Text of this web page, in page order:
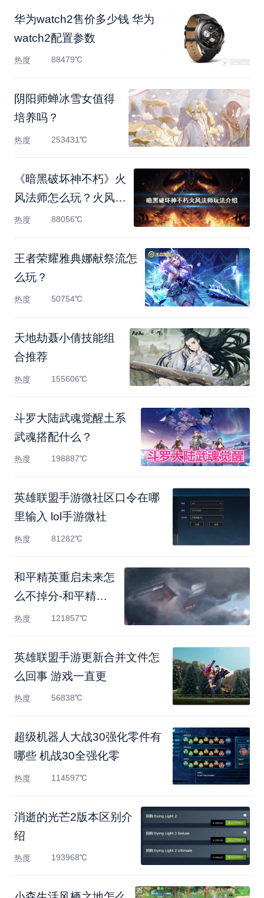
华为watch2售价多少钱 华为
watch2配置参数
热度 88479℃
阴阳师蝉冰雪女值得
培养吗？
热度 253431℃
《暗黑破坏神不朽》火
风法师怎么玩？火风法
师
热度 88056℃
王者荣耀雅典娜献祭流怎
么玩？
热度 50754℃
天地劫聂小倩技能组
合推荐
热度 155606℃
斗罗大陆武魂觉醒土系
武魂搭配什么？
热度 198887℃
英雄联盟手游微社区口令在哪
里输入 lol手游微社
热度 81282℃
和平精英重启未来怎
么不掉分-和平精英
重启未来
热度 121857℃
英雄联盟手游更新合并文件怎
么回事 游戏一直更
热度 56838℃
超级机器人大战30强化零件有
哪些 机战30全强化零
热度 114597℃
消逝的光芒2版本区别介
绍
热度 193968℃